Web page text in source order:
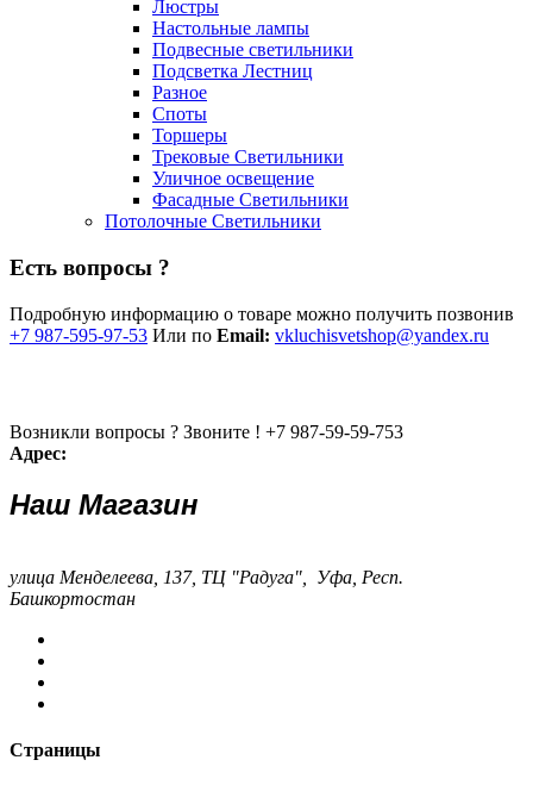
Люстры
Настольные лампы
Подвесные светильники
Подсветка Лестниц
Разное
Споты
Торшеры
Трековые Светильники
Уличное освещение
Фасадные Светильники
Потолочные Светильники
Есть вопросы ?
Подробную информацию о товаре можно получить позвонив
+7 987-595-97-53 Или по Email: vkluchisvetshop@yandex.ru
Возникли вопросы ? Звоните ! +7 987-59-59-753
Адрес:
Наш Магазин
улица Менделеева, 137, ТЦ "Радуга", Уфа, Респ.
Башкортостан
Страницы